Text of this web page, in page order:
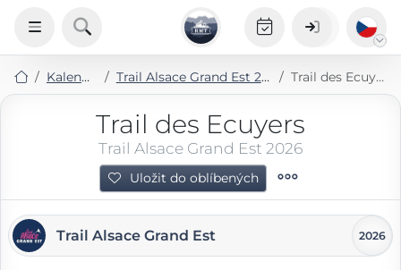
Kalendář Trail Alsace Grand Est 2026 Trail des Ecuyers
Trail des Ecuyers
Trail Alsace Grand Est 2026
Uložit do oblíbených
Trail Alsace Grand Est 2026